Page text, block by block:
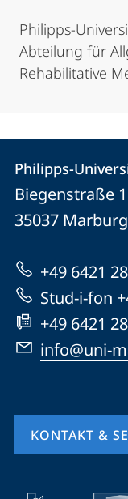
Philipps-
Abteilung für
Rehabilitative
Kontakt
und
zur
Website
Philipps-
Universität
Marburg
Philipps-
Biegenstraße
35037 Marburg
+49 6421
Stud-i-fon
+49 6421
info@uni-
KONTAKT &
Mobile-